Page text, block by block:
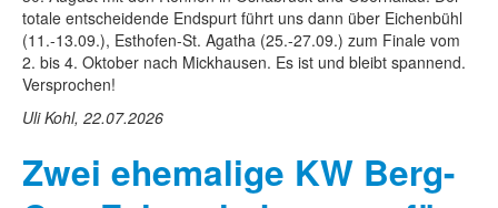
totale entscheidende Endspurt führt uns dann über Eichenbühl
(11.-13.09.), Esthofen-St. Agatha (25.-27.09.) zum Finale vom
2. bis 4. Oktober nach Mickhausen. Es ist und bleibt spannend.
Versprochen!
Uli Kohl, 22.07.2026
Zwei ehemalige KW Berg-